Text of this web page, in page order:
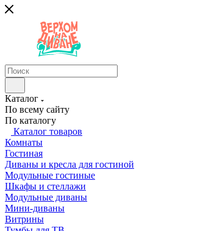
Каталог
По всему сайту
По каталогу
Каталог товаров
Комнаты
Гостиная
Диваны и кресла для гостиной
Модульные гостиные
Шкафы и стеллажи
Модульные диваны
Мини-диваны
Витрины